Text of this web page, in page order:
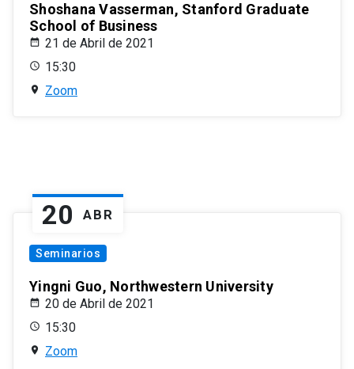
Shoshana Vasserman, Stanford Graduate
School of Business
21 de Abril de 2021
15:30
Zoom
20 ABR
Seminarios
Yingni Guo, Northwestern University
20 de Abril de 2021
15:30
Zoom